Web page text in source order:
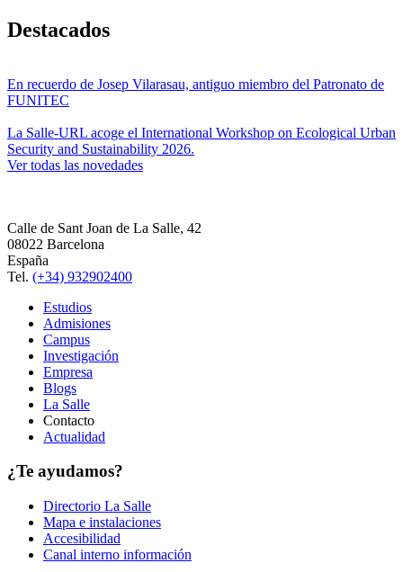
Destacados
En recuerdo de Josep Vilarasau, antiguo miembro del Patronato de
FUNITEC
La Salle-URL acoge el International Workshop on Ecological Urban
Security and Sustainability 2026.
Ver todas las novedades
Calle de Sant Joan de La Salle, 42
08022 Barcelona
España
Tel. (+34) 932902400
Estudios
Admisiones
Campus
Investigación
Empresa
Blogs
La Salle
Contacto
Actualidad
¿Te ayudamos?
Directorio La Salle
Mapa e instalaciones
Accesibilidad
Canal interno información